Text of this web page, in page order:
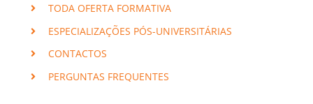
TODA OFERTA FORMATIVA
ESPECIALIZAÇÕES PÓS-UNIVERSITÁRIAS
CONTACTOS
PERGUNTAS FREQUENTES